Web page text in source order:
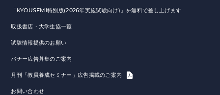
「KYOUSEMI特別版(2026年実施試験向け)」を無料で差し上げます
取扱書店・大学生協一覧
試験情報提供のお願い
バナー広告募集のご案内
月刊「教員養成セミナー」広告掲載のご案内
お問い合わせ